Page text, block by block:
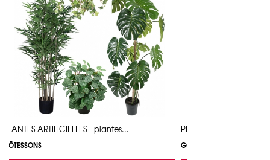
PLANTES ARTIFICIELLES - plantes...
GÖTESSONS
PLANTES
GÖTESSONS